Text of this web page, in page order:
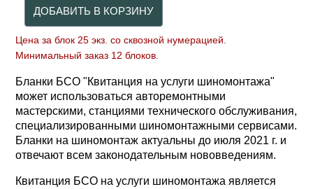
Цена за блок 25 экз. со сквозной нумерацией.
Минимальный заказ 12 блоков.
Бланки БСО "Квитанция на услуги шиномонтажа"
может использоваться авторемонтными
мастерскими, станциями технического обслуживания,
специализированными шиномонтажными сервисами.
Бланки на шиномонтаж актуальны до июля 2021 г. и
отвечают всем законодательным нововведениям.
Квитанция БСО на услуги шиномонтажа является